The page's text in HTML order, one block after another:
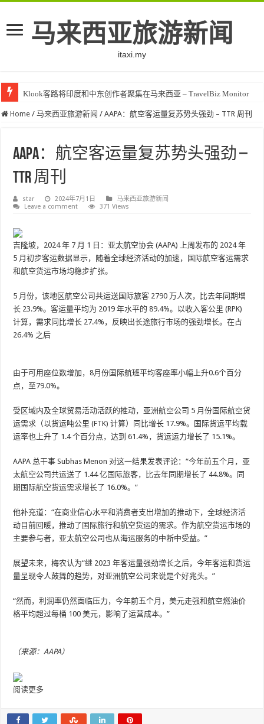
马来西亚旅游新闻
itaxi.my
Klook客路将印度和中东创作者聚集在马来西亚 – TravelBiz Monitor
Home / 马来西亚旅游新闻 / AAPA：航空客运量复苏势头强劲 – TTR 周刊
AAPA：航空客运量复苏势头强劲 –
TTR 周刊
star 2024年7月1日
马来西亚旅游新闻
Leave a comment
371 Views
吉隆坡，2024 年 7 月 1 日：亚太航空协会 (AAPA) 上周发布的 2024 年
5 月初步客运数据显示，随着全球经济活动的加速，国际航空客运需求
和航空货运市场均稳步扩张。
5 月份，该地区航空公司共运送国际旅客 2790 万人次，比去年同期增
长 23.9%。客运量平均为 2019 年水平的 89.4%。以收入客公里 (RPK)
计算，需求同比增长 27.4%，反映出长途旅行市场的强劲增长。在占
26.4% 之后
由于可用座位数增加，8月份国际航班平均客座率小幅上升0.6个百分
点，至79.0%。
受区域内及全球贸易活动活跃的推动，亚洲航空公司 5 月份国际航空货
运需求（以货运吨公里 (FTK) 计算）同比增长 17.9%。国际货运平均载
运率也上升了 1.4 个百分点，达到 61.4%，货运运力增长了 15.1%。
AAPA 总干事 Subhas Menon 对这一结果发表评论：“今年前五个月，亚
太航空公司共运送了 1.44 亿国际旅客，比去年同期增长了 44.8%。同
期国际航空货运需求增长了 16.0%。”
他补充道：“在商业信心水平和消费者支出增加的推动下，全球经济活
动目前回暖，推动了国际旅行和航空货运的需求。作为航空货运市场的
主要参与者，亚太航空公司也从海运服务的中断中受益。”
展望未来，梅农认为“继 2023 年客运量强劲增长之后，今年客运和货运
量呈现令人鼓舞的趋势，对亚洲航空公司来说是个好兆头。”
“然而，利润率仍然面临压力，今年前五个月，美元走强和航空燃油价
格平均超过每桶 100 美元，影响了运营成本。”
（来源：AAPA）
阅读更多